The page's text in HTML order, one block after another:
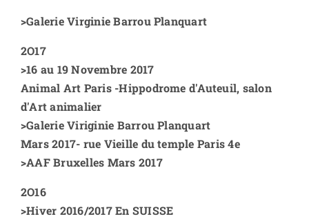
>Galerie Virginie Barrou Planquart
2O17
>16 au 19 Novembre 2017
Animal Art Paris -Hippodrome d'Auteuil, salon
d'Art animalier
>Galerie Viriginie Barrou Planquart
Mars 2017- rue Vieille du temple Paris 4e
>AAF Bruxelles Mars 2017
2O16
>Hiver 2016/2017 En SUISSE